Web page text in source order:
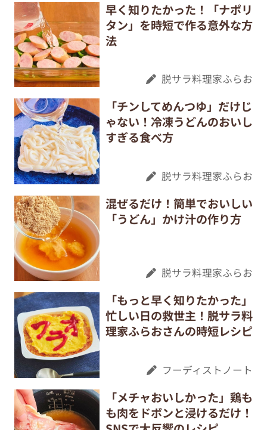
早く知りたかった！「ナポリ
タン」を時短で作る意外な方
法
脱サラ料理家ふらお
「チンしてめんつゆ」だけじ
ゃない！冷凍うどんのおいし
すぎる食べ方
脱サラ料理家ふらお
混ぜるだけ！簡単でおいしい
「うどん」かけ汁の作り方
脱サラ料理家ふらお
「もっと早く知りたかった」
忙しい日の救世主！脱サラ料
理家ふらおさんの時短レシピ
フーディストノート
「メチャおいしかった」鶏も
も肉をドボンと浸けるだけ！